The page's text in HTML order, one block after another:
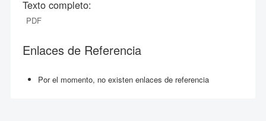
Texto completo:
PDF
Enlaces de Referencia
Por el momento, no existen enlaces de referencia